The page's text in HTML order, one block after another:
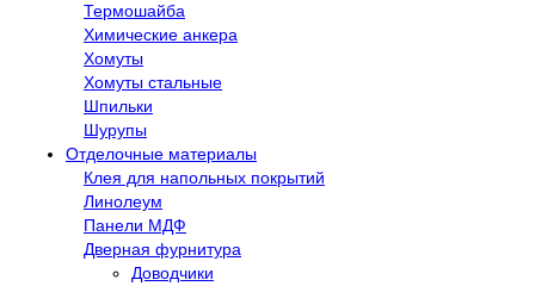
Термошайба
Химические анкера
Хомуты
Хомуты стальные
Шпильки
Шурупы
Отделочные материалы
Клея для напольных покрытий
Линолеум
Панели МДФ
Дверная фурнитура
Доводчики